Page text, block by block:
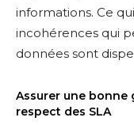
informations. Ce
incohérences qui
données sont
Assurer une bonne
respect des SLA